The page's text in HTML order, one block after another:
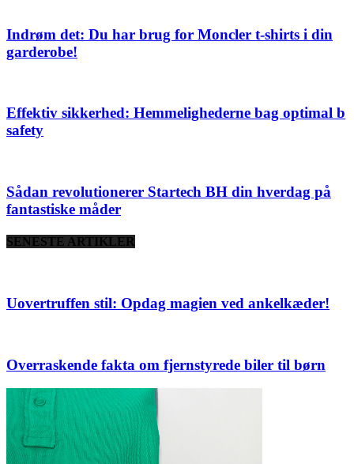
Indrøm det: Du har brug for Moncler t-shirts i din
garderobe!
Effektiv sikkerhed: Hemmelighederne bag optimal b
safety
Sådan revolutionerer Startech BH din hverdag på
fantastiske måder
SENESTE ARTIKLER
Uovertruffen stil: Opdag magien ved ankelkæder!
Overraskende fakta om fjernstyrede biler til børn